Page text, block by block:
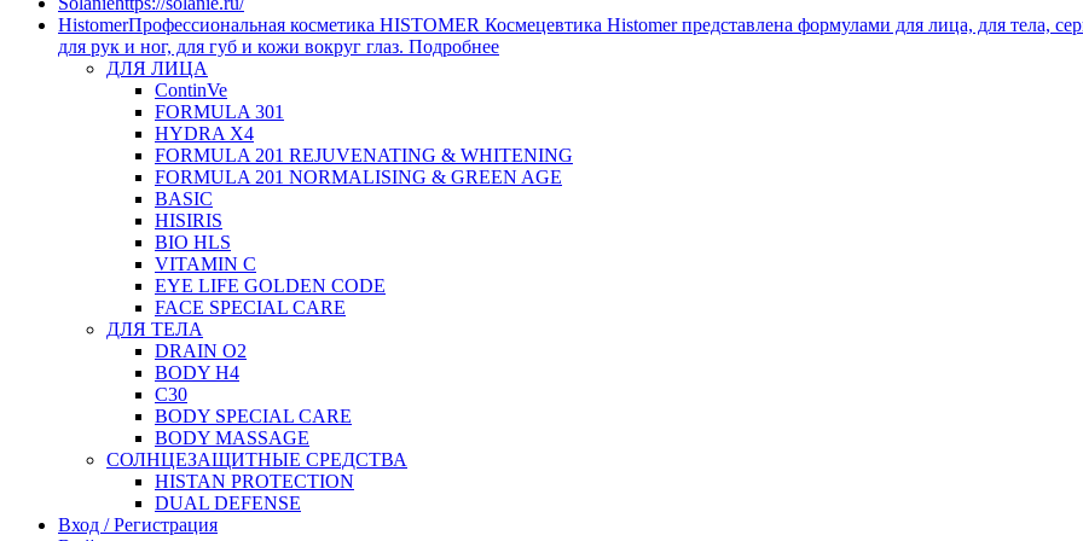
HistomerПрофессиональная косметика HISTOMER Космецевтика Histomer представлена формулами для лица, для тела,
для рук и ног, для губ и кожи вокруг глаз. Подробнее
ДЛЯ ЛИЦА
ContinVe
FORMULA 301
HYDRA X4
FORMULA 201 REJUVENATING & WHITENING
FORMULA 201 NORMALISING & GREEN AGE
BASIC
HISIRIS
BIO HLS
VITAMIN C
EYE LIFE GOLDEN CODE
FACE SPECIAL CARE
ДЛЯ ТЕЛА
DRAIN O2
BODY H4
C30
BODY SPECIAL CARE
BODY MASSAGE
СОЛНЦЕЗАЩИТНЫЕ СРЕДСТВА
HISTAN PROTECTION
DUAL DEFENSE
Вход / Регистрация